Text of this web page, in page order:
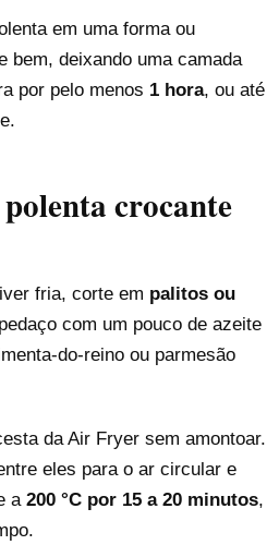
em uma forma ou
bem, deixando uma camada
por pelo menos 1 hora, ou até
crocante
fria, corte em palitos ou
com um pouco de azeite
do-reino ou parmesão
da Air Fryer sem amontoar.
eles para o ar circular e
a 200 °C por 15 a 20 minutos,